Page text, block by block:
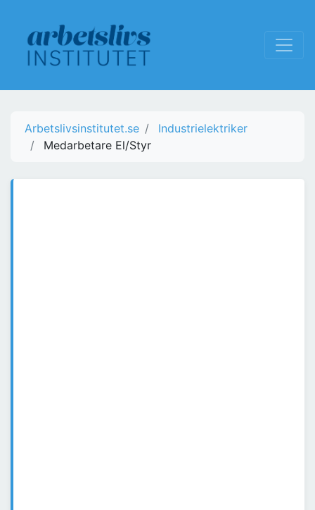
Arbetslivsinstitutet.se
Industrielektriker
Medarbetare El/Styr